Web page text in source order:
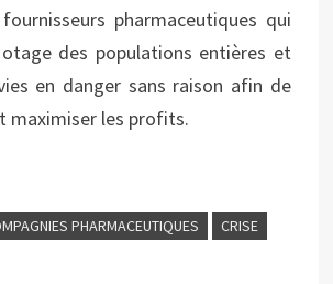
pharmaceutiques qui
des populations entières et
en danger sans raison afin de
maximiser les profits.
PHARMACEUTIQUES
CRISE